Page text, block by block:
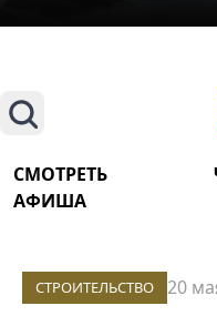
Поиск
СМОТРЕТЬ
АФИША
СТРОИТЕЛЬСТВО 20